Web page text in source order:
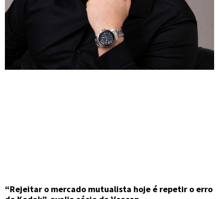
“Rejeitar o mercado mutualista hoje é repetir o erro